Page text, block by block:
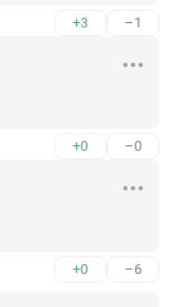
+3 –1
+0 –0
+0 –6